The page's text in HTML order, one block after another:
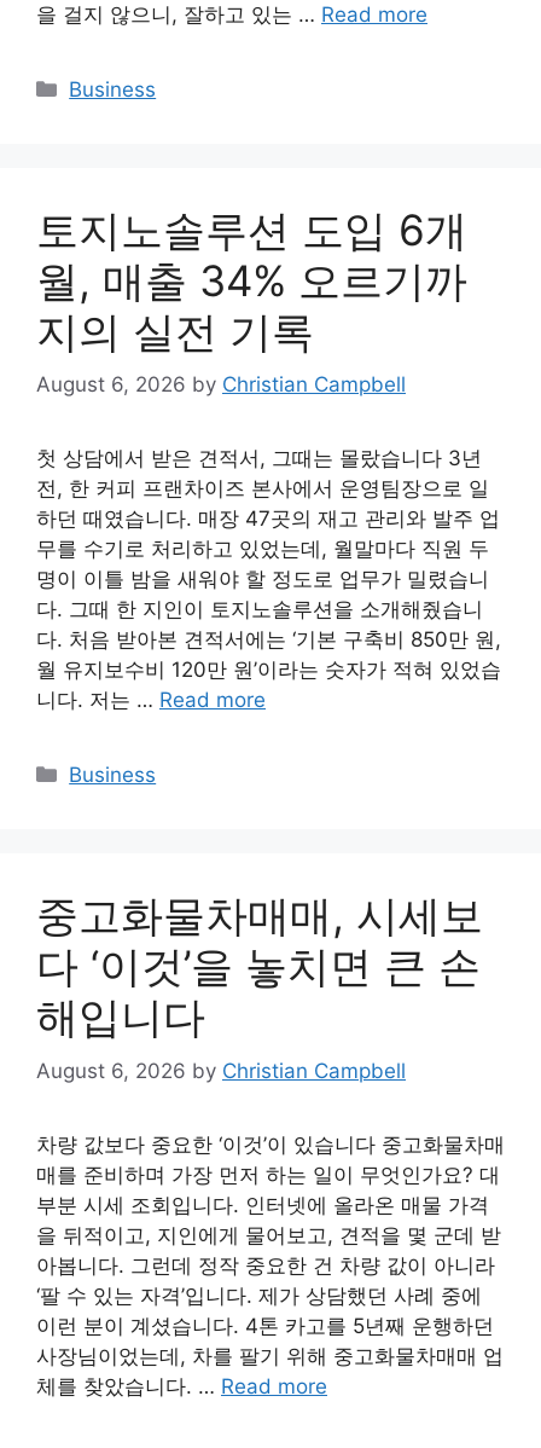
을 걸지 않으니, 잘하고 있는 … Read more
Categories
Business
토지노솔루션 도입 6개
월, 매출 34% 오르기까
지의 실전 기록
August 6, 2026 by Christian Campbell
첫 상담에서 받은 견적서, 그때는 몰랐습니다 3년
전, 한 커피 프랜차이즈 본사에서 운영팀장으로 일
하던 때였습니다. 매장 47곳의 재고 관리와 발주 업
무를 수기로 처리하고 있었는데, 월말마다 직원 두
명이 이틀 밤을 새워야 할 정도로 업무가 밀렸습니
다. 그때 한 지인이 토지노솔루션을 소개해줬습니
다. 처음 받아본 견적서에는 ‘기본 구축비 850만 원,
월 유지보수비 120만 원’이라는 숫자가 적혀 있었습
니다. 저는 … Read more
Categories
Business
중고화물차매매, 시세보
다 ‘이것’을 놓치면 큰 손
해입니다
August 6, 2026 by Christian Campbell
차량 값보다 중요한 ‘이것’이 있습니다 중고화물차매
매를 준비하며 가장 먼저 하는 일이 무엇인가요? 대
부분 시세 조회입니다. 인터넷에 올라온 매물 가격
을 뒤적이고, 지인에게 물어보고, 견적을 몇 군데 받
아봅니다. 그런데 정작 중요한 건 차량 값이 아니라
‘팔 수 있는 자격’입니다. 제가 상담했던 사례 중에
이런 분이 계셨습니다. 4톤 카고를 5년째 운행하던
사장님이었는데, 차를 팔기 위해 중고화물차매매 업
체를 찾았습니다. … Read more